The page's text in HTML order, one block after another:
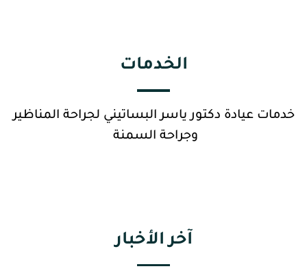
الخدمات
خدمات عيادة دكتور ياسر البساتيني لجراحة المناظير
وجراحة السمنة
آخر الأخبار